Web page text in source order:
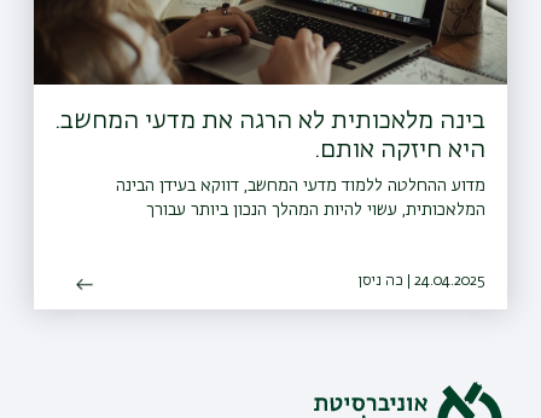
בינה מלאכותית לא הרגה את מדעי המחשב.
היא חיזקה אותם.
מדוע ההחלטה ללמוד מדעי המחשב, דווקא בעידן הבינה
המלאכותית, עשוי להיות המהלך הנכון ביותר עבורך
24.04.2025 | כה ניסן